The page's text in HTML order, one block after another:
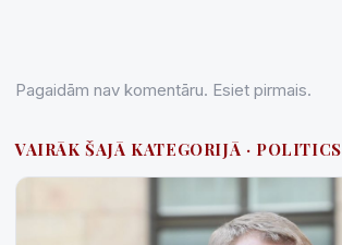
Pagaidām nav komentāru. Esiet pirmais.
VAIRĀK ŠAJĀ KATEGORIJĀ · POLITICS